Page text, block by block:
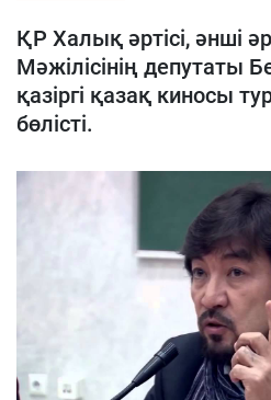
ҚР Халық әртісі, әнші
Мәжілісінің депутаты
қазіргі қазақ киносы
бөлісті.